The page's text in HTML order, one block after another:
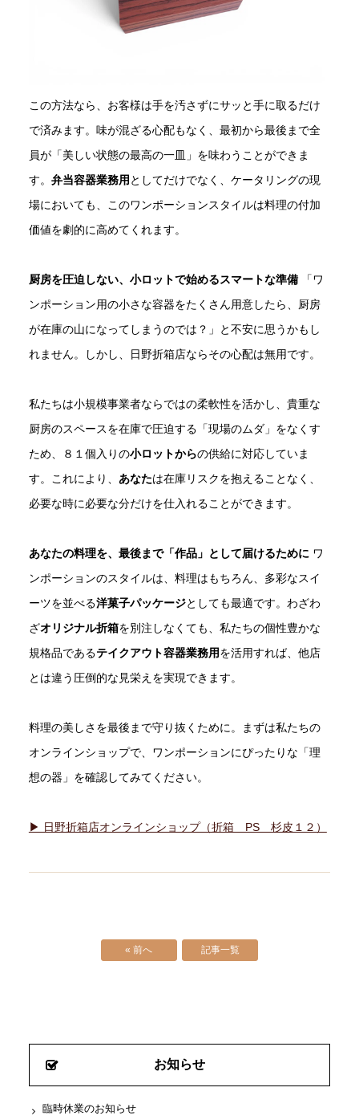
この方法なら、お客様は手を汚さずにサッと手に取るだけ
で済みます。味が混ざる心配もなく、最初から最後まで全
員が「美しい状態の最高の一皿」を味わうことができま
す。 弁当容器業務用 としてだけでなく、ケータリングの現
場においても、このワンポーションスタイルは料理の付加
価値を劇的に高めてくれます。
厨房を圧迫しない、小ロットで始めるスマートな準備「ワ
ンポーション用の小さな容器をたくさん用意したら、厨房
が在庫の山になってしまうのでは？」と不安に思うかもし
れません。しかし、日野折箱店ならその心配は無用です。
私たちは小規模事業者ならではの柔軟性を活かし、貴重な
厨房のスペースを在庫で圧迫する「現場のムダ」をなくす
ため、８１個入りの小ロットからの供給に対応していま
す。これにより、 あなたは在庫リスクを抱えることなく、
必要な時に必要な分だけを仕入れることができます。
あなたの料理を、最後まで「作品」として届けるために ワ
ンポーションのスタイルは、料理はもちろん、多彩なスイ
ーツを並べる洋菓子パッケージとしても最適です。わざわ
ざオリジナル折箱を別注しなくても、私たちの個性豊かな
規格品であるテイクアウト容器業務用を活用すれば、他店
とは違う圧倒的な見栄えを実現できます。
料理の美しさを最後まで守り抜くために。まずは私たちの
オンラインショップで、ワンポーションにぴったりな「理
想の器」を確認してみてください。
▶ 日野折箱店オンラインショップ（折箱 PS 杉皮１２）
« 前へ 記事一覧
お知らせ
臨時休業のお知らせ